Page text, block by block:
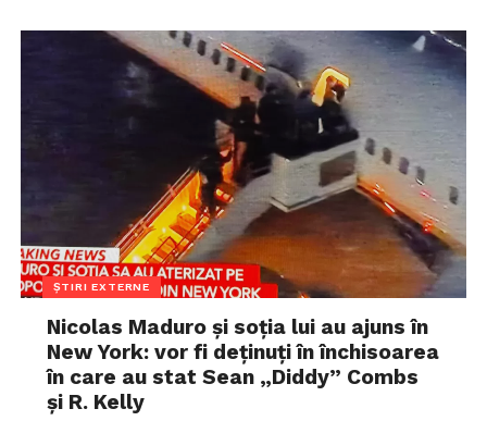
ȘTIRI EXTERNE
Nicolas Maduro și soția lui au ajuns în
New York: vor fi deținuți în închisoarea
în care au stat Sean „Diddy” Combs
și R. Kelly